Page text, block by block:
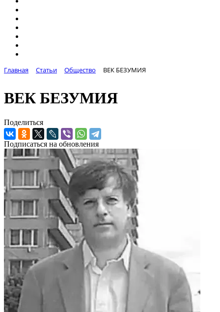
Главная Статьи Общество ВЕК БЕЗУМИЯ
ВЕК БЕЗУМИЯ
Поделиться
Подписаться на обновления